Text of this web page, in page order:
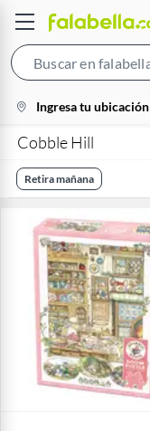
location-
icon
Ingresa tu ubicación
Cobble Hill
Retira mañana